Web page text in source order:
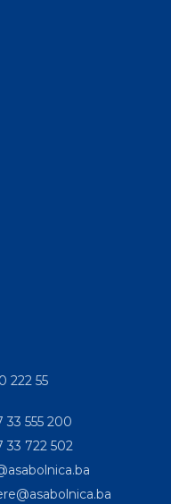
222 55
33 555 200
33 722 502